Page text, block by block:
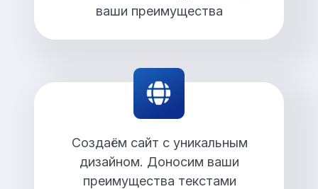
ваши преимущества
Создаём сайт с уникальным
дизайном. Доносим ваши
преимущества текстами